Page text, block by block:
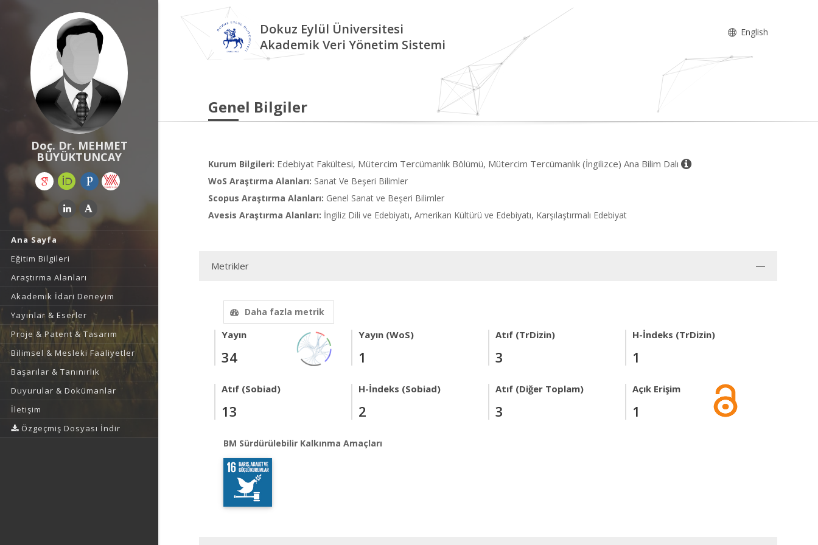
Doç. Dr. MEHMET
BÜYÜKTUNCAY
Ana Sayfa
Eğitim Bilgileri
Araştırma Alanları
Akademik İdari Deneyim
Yayınlar & Eserler
Proje & Patent & Tasarım
Bilimsel & Mesleki Faaliyetler
Başarılar & Tanınırlık
Duyurular & Dokümanlar
İletişim
Özgeçmiş Dosyası İndir
Dokuz Eylül Üniversitesi
Akademik Veri Yönetim Sistemi
English
Genel Bilgiler
Kurum Bilgileri: Edebiyat Fakültesi, Mütercim Tercümanlık Bölümü, Mütercim Tercümanlık (İngilizce) Ana Bilim Dalı
WoS Araştırma Alanları: Sanat Ve Beşeri Bilimler
Scopus Araştırma Alanları: Genel Sanat ve Beşeri Bilimler
Avesis Araştırma Alanları: İngiliz Dili ve Edebiyatı, Amerikan Kültürü ve Edebiyatı, Karşılaştırmalı Edebiyat
Metrikler
Daha fazla metrik
Yayın
34
Yayın (WoS)
1
Atıf (TrDizin)
3
H-İndeks (TrDizin)
1
Atıf (Sobiad)
13
H-İndeks (Sobiad)
2
Atıf (Diğer Toplam)
3
Açık Erişim
1
BM Sürdürülebilir Kalkınma Amaçları